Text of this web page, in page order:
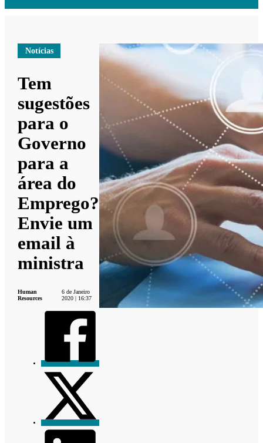
Notícias
Tem
sugestões
para o
Governo
para a
área do
Emprego?
Envie um
email à
ministra
Human
Resources
6 de Janeiro
2020 | 16:37